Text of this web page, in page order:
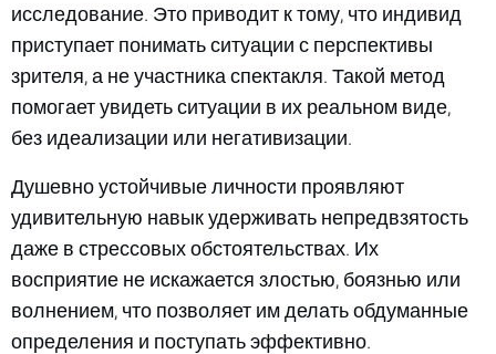
исследование. Это приводит к тому, что индивид
приступает понимать ситуации с перспективы
зрителя, а не участника спектакля. Такой метод
помогает увидеть ситуации в их реальном виде,
без идеализации или негативизации.
Душевно устойчивые личности проявляют
удивительную навык удерживать непредвзятость
даже в стрессовых обстоятельствах. Их
восприятие не искажается злостью, боязнью или
волнением, что позволяет им делать обдуманные
определения и поступать эффективно.